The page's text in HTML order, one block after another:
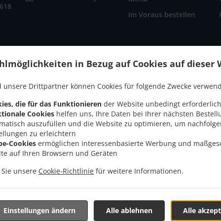
in Bezug auf Cookies auf dieser
unsere Drittpartner können Cookies für folgende Zwecke
die für das Funktionieren der Website unbedingt
Cookies helfen uns, Ihre Daten bei Ihrer nächsten
auszufüllen und die Website zu optimieren, um
zu erleichtern
Cookies ermöglichen interessenbasierte Werbung und
auf Ihren Browsern und Geräten
unsere Cookie-Richtlinie für weitere Informationen.
Alle
Alle ablehnen
Einstellungen ändern
Im Voraus bestellen
AKZEPTIERTE ZAHLUNGSMETHODEN
Pizza Lieferservice Eggenfelden Mitterhof
Sankt Sebastian . Pizza Lieferservice Eggenfelden Weinberg . Pizza Lieferservice
Eggenfelden Holzkeller . Pizza Lieferservice Eggenfelden Zellhub Pizza
Eggenfelden Rott am Wald Pizza Lieferservice Eggenfelden Hub Pizza
Freiung . .
. Pizza Lieferservice Eggenfelden Straßhäuseln . Pizza
Pizza Lieferservice Eggenfelden Hartlwimm . .